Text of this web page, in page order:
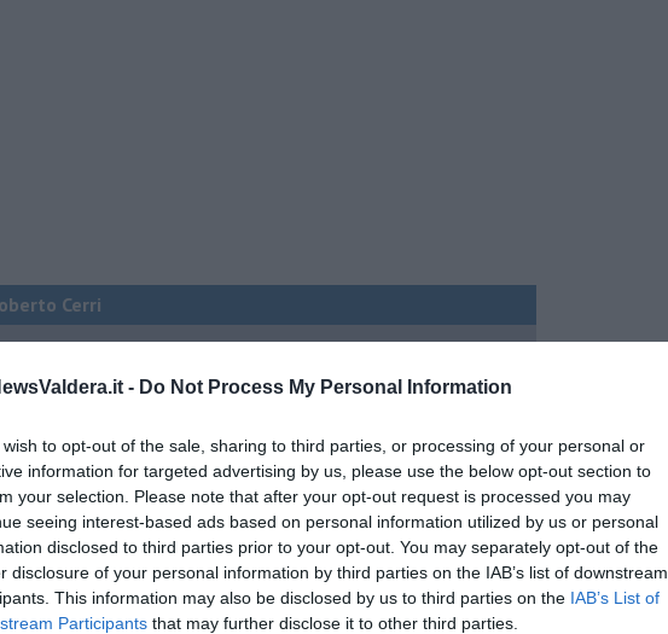
- Do Not Process My Personal Information
wish to opt-out of the sale, sharing to third parties, or processing of your personal or
information for targeted advertising by us, please use the below opt-out section to
your selection. Please note that after your opt-out request is processed you may
seeing interest-based ads based on personal information utilized by us or personal
disclosed to third parties prior to your opt-out. You may separately opt-out of the
disclosure of your personal information by third parties on the IAB’s list of downstream
This information may also be disclosed by us to third parties on the IAB’s List of
Participants that may further disclose it to other third parties.
Cerri
solo libri bilingui?